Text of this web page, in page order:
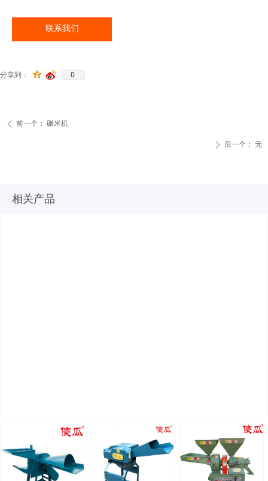
相关产品
ꄴ 前一个： 碾米机
ꄲ 后一个： 无
联系我们
分享到： 0